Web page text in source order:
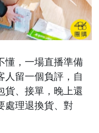
懂，一場直播準備
人留一個負評，自
貨、接單，晚上還
處理退換貨、對